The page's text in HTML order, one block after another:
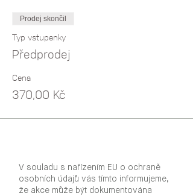
Prodej skončil
Typ vstupenky
Předprodej
Cena
370,00 Kč
V souladu s nařízením EU o ochraně
osobních údajů vás tímto informujeme,
že akce může být dokumentována